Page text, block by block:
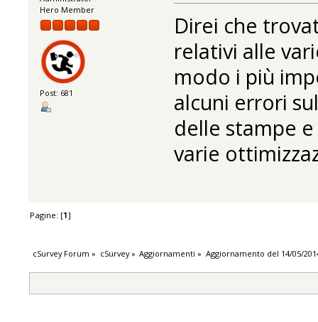
Hero Member
Post: 681
Direi che
relativi alle
modo i più
alcuni errori
delle stampe
varie
Pagine: [1]
cSurvey Forum » cSurvey» Aggiornamenti » Aggiornamento del 14/05/